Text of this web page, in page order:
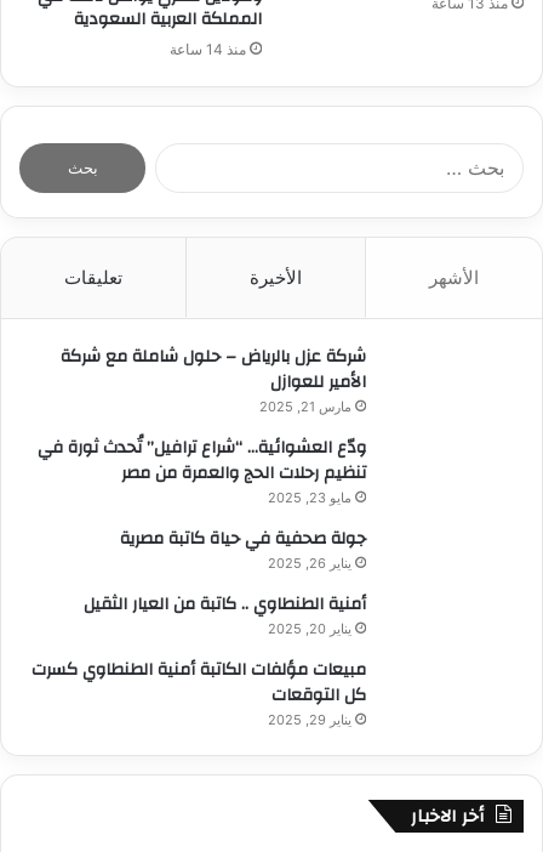
المملكة العربية السعودية
منذ 14 ساعة
الأشهر الأخيرة تعليقات
شركة عزل بالرياض – حلول شاملة مع شركة
الأمير للعوازل
مارس 21, 2025
ودّع العشوائية… “شراع ترافيل” تُحدث ثورة في
تنظيم رحلات الحج والعمرة من مصر
مايو 23, 2025
جولة صحفية في حياة كاتبة مصرية
يناير 26, 2025
أمنية الطنطاوي .. كاتبة من العيار الثقيل
يناير 20, 2025
مبيعات مؤلفات الكاتبة أمنية الطنطاوي كسرت
كل التوقعات
يناير 29, 2025
أخر الاخبار